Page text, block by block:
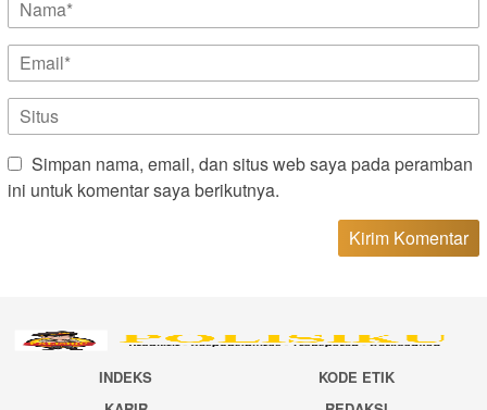
Simpan nama, email, dan situs web saya pada peramban
ini untuk komentar saya berikutnya.
INDEKS
KODE ETIK